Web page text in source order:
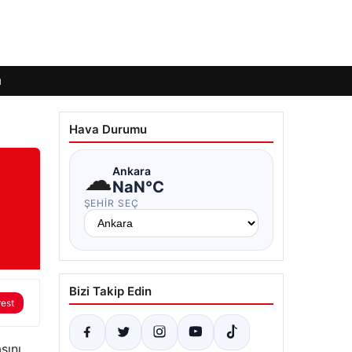
Hava Durumu
☁Ankara
NaN°C
ŞEHIR SEÇ
Bizi Takip Edin